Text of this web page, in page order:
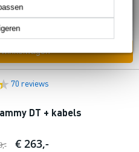
op voorraad
70 reviews
DT + kabels
€ 263,-